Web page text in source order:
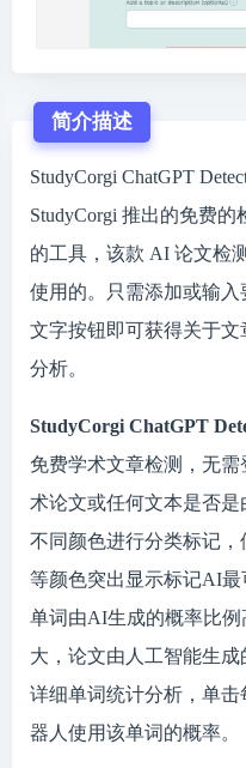
简介描述
StudyCorgi ChatGPT
StudyCorgi 推出的免费的
的工具，该款 AI 论文检
使用的。只需添加或输
文字按钮即可获得关于
分析。
StudyCorgi ChatGPT
免费学术文章检测，无
术论文或任何文本是否是
不同颜色进行分类标记
等颜色突出显示标记AI最
单词由AI生成的概率比
大，论文由人工智能生成
详细单词统计分析，单
器人使用该单词的概率。